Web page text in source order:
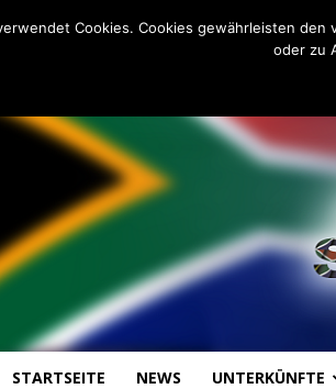
STARTSEITE NEWS UNTERKÜNFTE
Cookies. Cookies gewährleisten
oder zu